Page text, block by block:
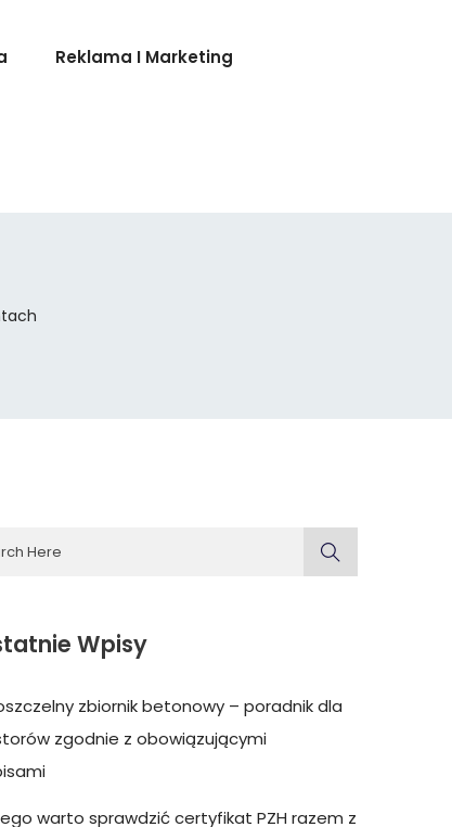
Reklama I Marketing
Wpisy
zbiornik betonowy – poradnik dla
zgodnie z obowiązującymi
warto sprawdzić certyfikat PZH razem z